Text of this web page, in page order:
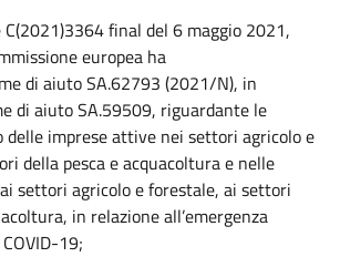
C(2021)3364 final del 6 maggio 2021,
europea ha
di aiuto SA.62793 (2021/N), in
di aiuto SA.59509, riguardante le
delle imprese attive nei settori agricolo e
della pesca e acquacoltura e nelle
settori agricolo e forestale, ai settori
in relazione all’emergenza
19;